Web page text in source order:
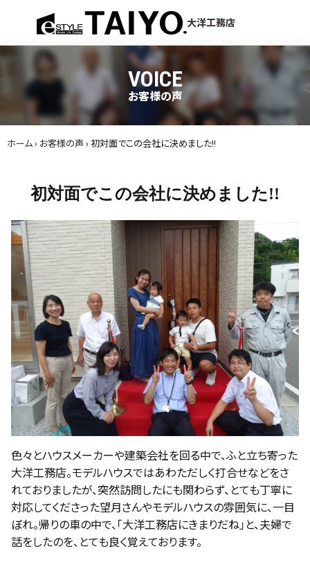
大洋工務店
VOICE
お客様の声
ホーム › お客様の声 › 初対面でこの会社に決めました!!
初対面でこの会社に決めました!!
色々とハウスメーカーや建築会社を回る中で、ふと立ち寄った
大洋工務店。モデルハウスではあわただしく打合せなどをさ
れておりましたが、突然訪問したにも関わらず、とても丁寧に
対応してくださった望月さんやモデルハウスの雰囲気に、一目
ぼれ。帰りの車の中で、「大洋工務店にきまりだね」と、夫婦で
話をしたのを、とても良く覚えております。